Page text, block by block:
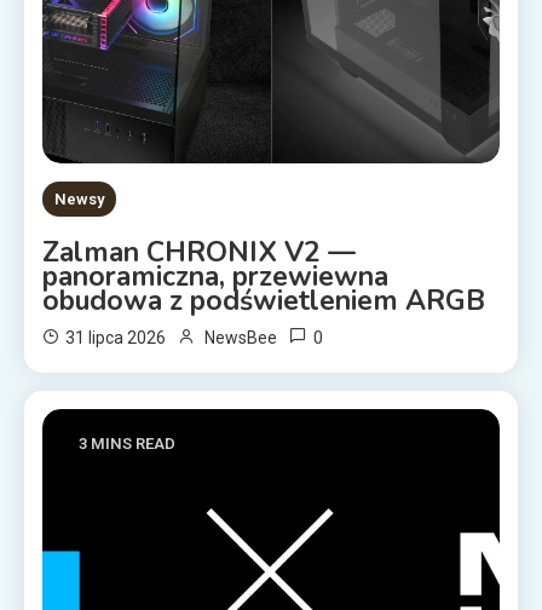
Newsy
Zalman CHRONIX V2 —
panoramiczna, przewiewna
obudowa z podświetleniem ARGB
31 lipca 2026 NewsBee 0
3 MINS READ